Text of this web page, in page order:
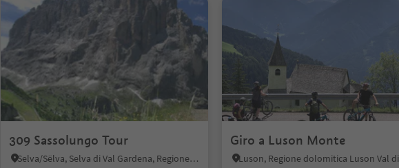
1/6
309 Sassolungo Tour
Selva/Sëlva, Selva di Val Gardena, Regione dolomitica Val Gardena
Giro a Luson Monte